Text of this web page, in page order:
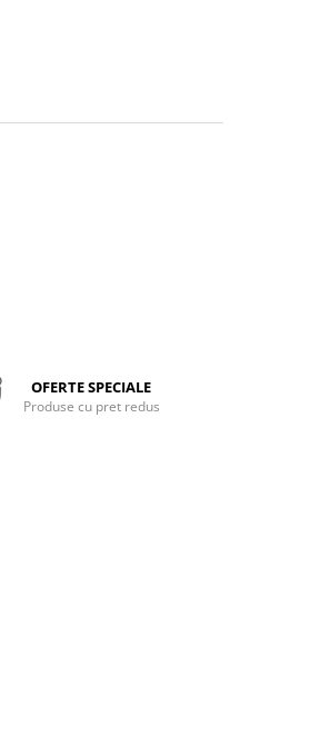
OFERTE SPECIALE
Produse cu pret redus